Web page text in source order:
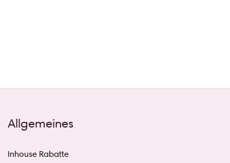
Allgemeines
Inhouse Rabatte